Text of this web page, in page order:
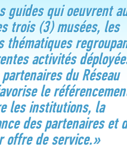
guides qui oeuvrent
trois (3) musées, les
thématiques
activités
du Réseau
le
les institutions, la
des partenaires et
offre de service.»